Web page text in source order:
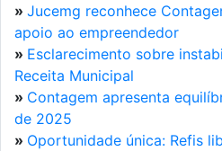
» Jucemg reconhece
apoio ao empreendedor
» Esclarecimento sobre
Receita Municipal
» Contagem apresenta
de 2025
» Oportunidade única: Refis